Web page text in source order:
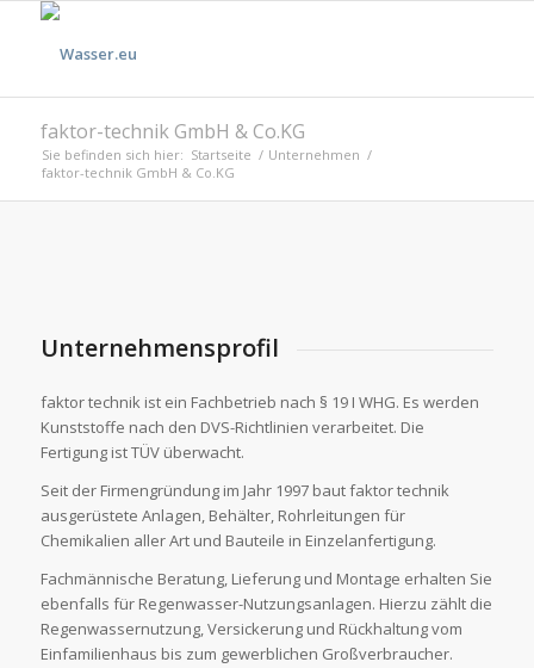
faktor-technik GmbH & Co.KG
Sie befinden sich hier: Startseite / Unternehmen /
faktor-technik GmbH & Co.KG
Unternehmensprofil
faktor technik ist ein Fachbetrieb nach § 19 I WHG. Es werden
Kunststoffe nach den DVS-Richtlinien verarbeitet. Die
Fertigung ist TÜV überwacht.
Seit der Firmengründung im Jahr 1997 baut faktor technik
ausgerüstete Anlagen, Behälter, Rohrleitungen für
Chemikalien aller Art und Bauteile in Einzelanfertigung.
Fachmännische Beratung, Lieferung und Montage erhalten Sie
ebenfalls für Regenwasser-Nutzungsanlagen. Hierzu zählt die
Regenwassernutzung, Versickerung und Rückhaltung vom
Einfamilienhaus bis zum gewerblichen Großverbraucher.